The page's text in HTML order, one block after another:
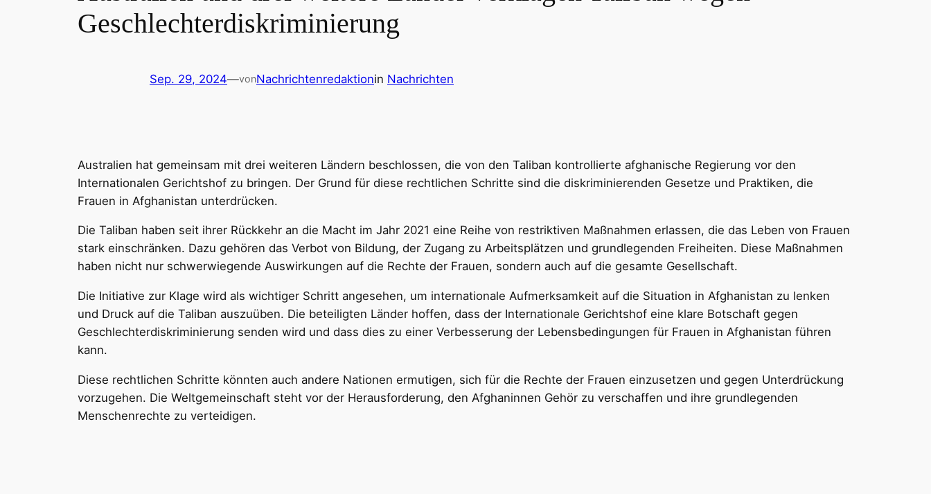
Geschlechterdiskriminierung
Sep. 29, 2024—vonNachrichtenredaktionin Nachrichten
Australien hat gemeinsam mit drei weiteren Ländern beschlossen, die von den Taliban kontrollierte afghanische Regierung vor den
Internationalen Gerichtshof zu bringen. Der Grund für diese rechtlichen Schritte sind die diskriminierenden Gesetze und Praktiken, die
Frauen in Afghanistan unterdrücken.
Die Taliban haben seit ihrer Rückkehr an die Macht im Jahr 2021 eine Reihe von restriktiven Maßnahmen erlassen, die das Leben von Frauen
stark einschränken. Dazu gehören das Verbot von Bildung, der Zugang zu Arbeitsplätzen und grundlegenden Freiheiten. Diese Maßnahmen
haben nicht nur schwerwiegende Auswirkungen auf die Rechte der Frauen, sondern auch auf die gesamte Gesellschaft.
Die Initiative zur Klage wird als wichtiger Schritt angesehen, um internationale Aufmerksamkeit auf die Situation in Afghanistan zu lenken
und Druck auf die Taliban auszuüben. Die beteiligten Länder hoffen, dass der Internationale Gerichtshof eine klare Botschaft gegen
Geschlechterdiskriminierung senden wird und dass dies zu einer Verbesserung der Lebensbedingungen für Frauen in Afghanistan führen
kann.
Diese rechtlichen Schritte könnten auch andere Nationen ermutigen, sich für die Rechte der Frauen einzusetzen und gegen Unterdrückung
vorzugehen. Die Weltgemeinschaft steht vor der Herausforderung, den Afghaninnen Gehör zu verschaffen und ihre grundlegenden
Menschenrechte zu verteidigen.